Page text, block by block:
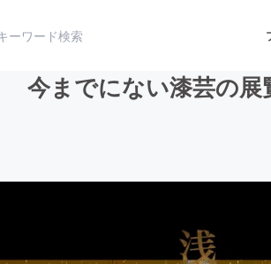
今までにない漆芸の展